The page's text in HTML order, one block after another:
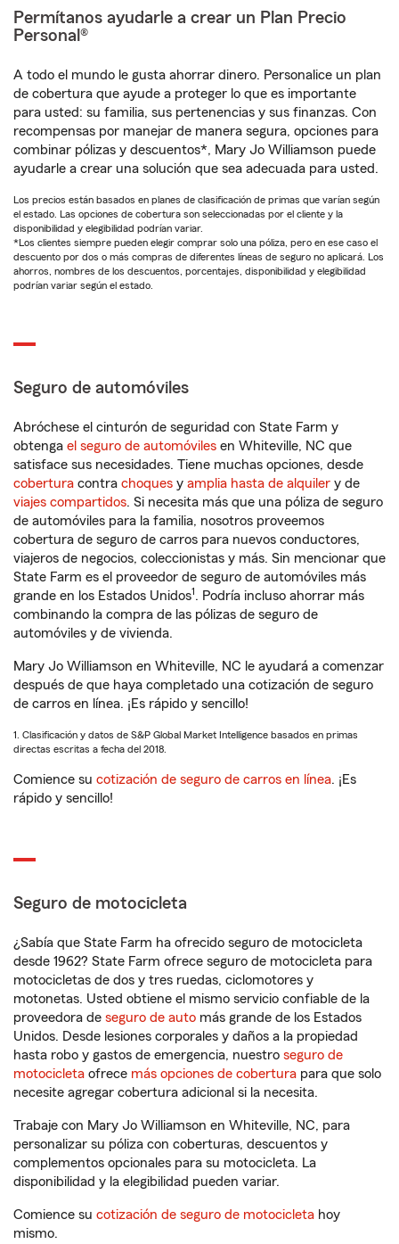
Permítanos ayudarle a crear un Plan Precio
Personal®
A todo el mundo le gusta ahorrar dinero. Personalice un plan
de cobertura que ayude a proteger lo que es importante
para usted: su familia, sus pertenencias y sus finanzas. Con
recompensas por manejar de manera segura, opciones para
combinar pólizas y descuentos*, Mary Jo Williamson puede
ayudarle a crear una solución que sea adecuada para usted.
Los precios están basados en planes de clasificación de primas que varían según
el estado. Las opciones de cobertura son seleccionadas por el cliente y la
disponibilidad y elegibilidad podrían variar.
*Los clientes siempre pueden elegir comprar solo una póliza, pero en ese caso el
descuento por dos o más compras de diferentes líneas de seguro no aplicará. Los
ahorros, nombres de los descuentos, porcentajes, disponibilidad y elegibilidad
podrían variar según el estado.
Seguro de automóviles
Abróchese el cinturón de seguridad con State Farm y
obtenga el seguro de automóviles en Whiteville, NC que
satisface sus necesidades. Tiene muchas opciones, desde
cobertura contra choques y amplia hasta de alquiler y de
viajes compartidos. Si necesita más que una póliza de seguro
de automóviles para la familia, nosotros proveemos
cobertura de seguro de carros para nuevos conductores,
viajeros de negocios, coleccionistas y más. Sin mencionar que
State Farm es el proveedor de seguro de automóviles más
grande en los Estados Unidos1. Podría incluso ahorrar más
combinando la compra de las pólizas de seguro de
automóviles y de vivienda.
Mary Jo Williamson en Whiteville, NC le ayudará a comenzar
después de que haya completado una cotización de seguro
de carros en línea. ¡Es rápido y sencillo!
1. Clasificación y datos de S&P Global Market Intelligence basados en primas
directas escritas a fecha del 2018.
Comience su cotización de seguro de carros en línea. ¡Es
rápido y sencillo!
Seguro de motocicleta
¿Sabía que State Farm ha ofrecido seguro de motocicleta
desde 1962? State Farm ofrece seguro de motocicleta para
motocicletas de dos y tres ruedas, ciclomotores y
motonetas. Usted obtiene el mismo servicio confiable de la
proveedora de seguro de auto más grande de los Estados
Unidos. Desde lesiones corporales y daños a la propiedad
hasta robo y gastos de emergencia, nuestro seguro de
motocicleta ofrece más opciones de cobertura para que solo
necesite agregar cobertura adicional si la necesita.
Trabaje con Mary Jo Williamson en Whiteville, NC, para
personalizar su póliza con coberturas, descuentos y
complementos opcionales para su motocicleta. La
disponibilidad y la elegibilidad pueden variar.
Comience su cotización de seguro de motocicleta hoy
mismo.